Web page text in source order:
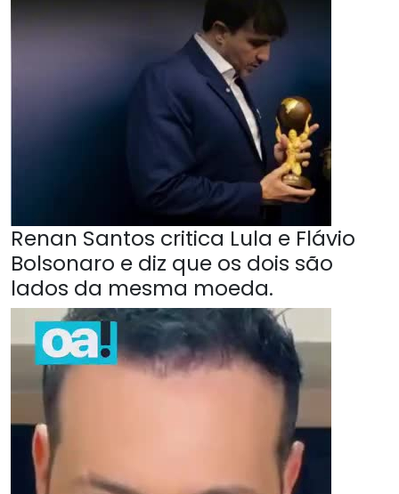
Renan Santos critica Lula e Flávio
Bolsonaro e diz que os dois são
lados da mesma moeda.